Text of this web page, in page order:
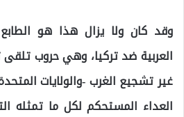
وقد كان ولا يزال هذا هو
العربية ضد تركيا، وهي حروب
غير تشجيع الغرب -والولايات
العداء المستحكم لكل ما تمثله